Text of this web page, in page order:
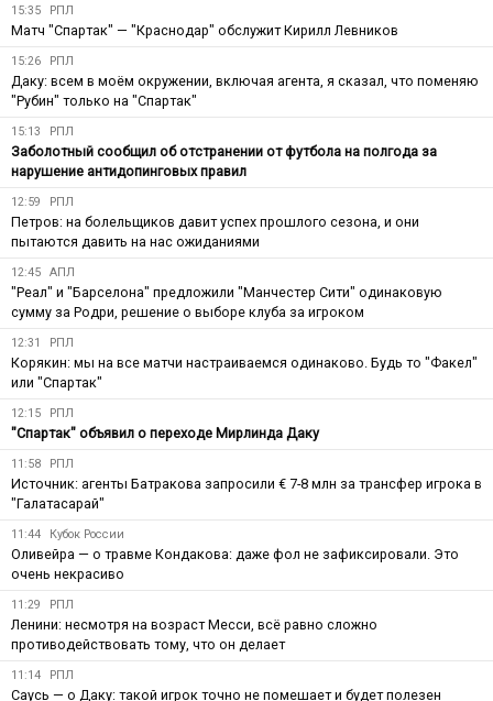
15:35 РПЛ
Матч "Спартак" — "Краснодар" обслужит Кирилл Левников
15:26 РПЛ
Даку: всем в моём окружении, включая агента, я сказал, что поменяю
"Рубин" только на "Спартак"
15:13 РПЛ
Заболотный сообщил об отстранении от футбола на полгода за
нарушение антидопинговых правил
12:59 РПЛ
Петров: на болельщиков давит успех прошлого сезона, и они
пытаются давить на нас ожиданиями
12:45 АПЛ
"Реал" и "Барселона" предложили "Манчестер Сити" одинаковую
сумму за Родри, решение о выборе клуба за игроком
12:31 РПЛ
Корякин: мы на все матчи настраиваемся одинаково. Будь то "Факел"
или "Спартак"
12:15 РПЛ
"Спартак" объявил о переходе Мирлинда Даку
11:58 РПЛ
Источник: агенты Батракова запросили € 7-8 млн за трансфер игрока в
"Галатасарай"
11:44 Кубок России
Оливейра — о травме Кондакова: даже фол не зафиксировали. Это
очень некрасиво
11:29 РПЛ
Ленини: несмотря на возраст Месси, всё равно сложно
противодействовать тому, что он делает
11:14 РПЛ
Саусь — о Даку: такой игрок точно не помешает и будет полезен